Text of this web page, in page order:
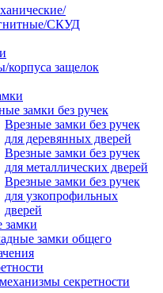
СКУД
корпуса защелок
замки без ручек
Врезные замки без ручек
для деревянных дверей
Врезные замки без ручек
для металлических дверей
Врезные замки без ручек
для узкопрофильных
дверей
замки
замки общего
секретности